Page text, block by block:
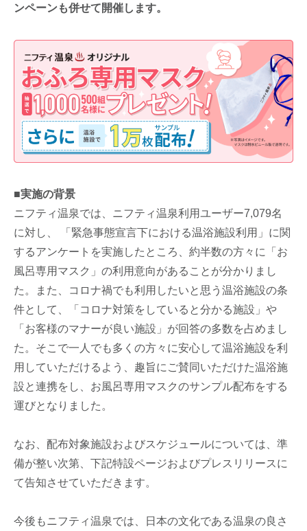
ンペーンも併せて開催します。
■実施の背景
ニフティ温泉では、ニフティ温泉利用ユーザー7,079名
に対し、 「緊急事態宣言下における温浴施設利用」に関
するアンケートを実施したところ、約半数の方々に「お
風呂専用マスク」の利用意向があることが分かりまし
た。また、コロナ禍でも利用したいと思う温浴施設の条
件として、「コロナ対策をしていると分かる施設」や
「お客様のマナーが良い施設」が回答の多数を占めまし
た。そこで一人でも多くの方々に安心して温浴施設を利
用していただけるよう、趣旨にご賛同いただけた温浴施
設と連携をし、お風呂専用マスクのサンプル配布をする
運びとなりました。
なお、配布対象施設およびスケジュールについては、準
備が整い次第、下記特設ページおよびプレスリリースに
て告知させていただきます。
今後もニフティ温泉では、日本の文化である温泉の良さ